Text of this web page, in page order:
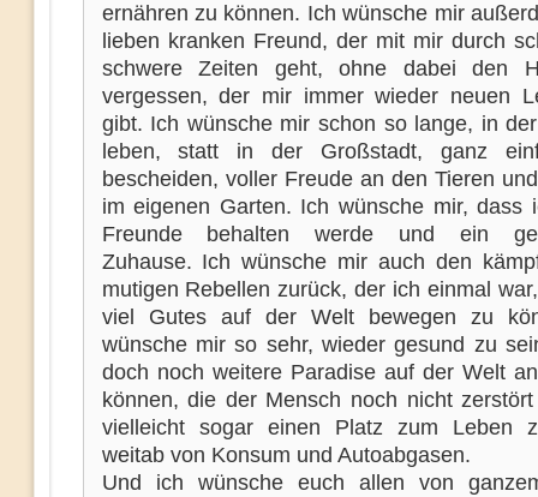
ernähren zu können. Ich wünsche mir
lieben kranken Freund, der mit mir durch
schwere Zeiten geht, ohne dabei den
vergessen, der mir immer wieder neuen
gibt. Ich wünsche mir schon so lange, in
leben, statt in der Großstadt, ganz
bescheiden, voller Freude an den Tieren
im eigenen Garten. Ich wünsche mir, dass
Freunde behalten werde und ein
Zuhause. Ich wünsche mir auch den
mutigen Rebellen zurück, der ich einmal
viel Gutes auf der Welt bewegen zu
wünsche mir so sehr, wieder gesund zu
doch noch weitere Paradise auf der Welt
können, die der Mensch noch nicht
vielleicht sogar einen Platz zum Leben
weitab von Konsum und Autoabgasen.
Und ich wünsche euch allen von